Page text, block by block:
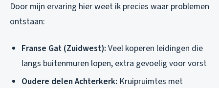
Door mijn ervaring hier weet ik precies waar problemen
ontstaan:
Franse Gat (Zuidwest): Veel koperen leidingen die
langs buitenmuren lopen, extra gevoelig voor vorst
Oudere delen Achterkerk: Kruipruimtes met